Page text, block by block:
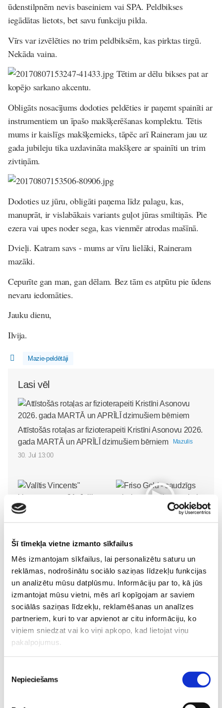
Šī tīmekļa vietne izmanto sīkfailus
Mēs izmantojam sīkfailus, lai personalizētu saturu un
reklāmas, nodrošinātu sociālo saziņas līdzekļu funkcijas
un analizētu mūsu datplūsmu. Informāciju par to, kā jūs
izmantojat mūsu vietni, mēs arī kopīgojam ar saviem
sociālās saziņas līdzekļu, reklamēšanas un analīzes
partneriem, kuri to var apvienot ar citu informāciju, ko
viņiem sniedzat vai ko viņi apkopo, kad lietojat viņu
pakalpojumus.
izvēle
Nepieciešams
ūdenstilpnēm nevis baseiniem vai SPA. Peldbikses
iegādātas lietots, bet savu funkciju pilda.
Vīrs var izvēlēties no trim peldbiksēm, kas pirktas tirgū.
Nekāda vaina.
Tētim ar dēlu bikses pat ar
kopējo sarkano akcentu.
Obligāts nosacījums dodoties peldēties ir paņemt spainīti ar
instrumentiem un īpašo makšķerēšanas komplektu. Tētis
mums ir kaislīgs makšķernieks, tāpēc arī Raineram jau uz
gada jubileju tika uzdavināta makšķere ar spainīti un trim
zivtiņām.
Dodoties uz jūru, obligāti paņema līdz palagu, kas,
manuprāt, ir vislabākais variants guļot jūras smiltiņās. Pie
ezera vai upes noder sega, kas vienmēr atrodas mašīnā.
Dvieļi. Katram savs - mums ar vīru lielāki, Raineram
mazāki.
Cepurīte gan man, gan dēlam. Bez tām es atpūtu pie ūdens
nevaru iedomāties.
Jauku dienu,
Ilvija.
Mazie-peldētāji
Lasi vēl
Attīstošās rotaļas ar fizioterapeiti Kristīni Asonovu 2026.
gada MARTĀ un APRĪLĪ dzimušiem bērniem
Mazulis
30. Jul 13:00
Valītis Vincents"
Mazais valītis ar lielu sirdi
Mazulis
20. Jul 09:33
Friso Gold - saudzīgs
piebarošanas laikā
Mazulis
01. Jul 12:53
Mazuļa pirmā pieredze
peldēšanā
Mazulis